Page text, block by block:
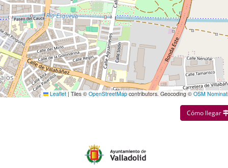
Leaflet | Tiles © OpenStreetMapcontributors. Geocoding © OSM
Cómo llegar